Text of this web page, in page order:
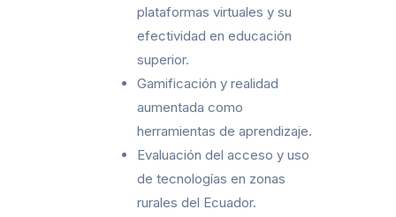
plataformas virtuales y su
efectividad en educación
superior.
Gamificación y realidad
aumentada como
herramientas de aprendizaje.
Evaluación del acceso y uso
de tecnologías en zonas
rurales del Ecuador.